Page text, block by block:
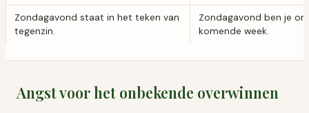
Zondagavond staat in het teken van
tegenzin.
Zondagavond ben je
komende week.
Angst voor het onbekende overwinnen